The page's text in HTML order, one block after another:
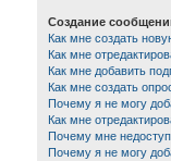
Создание
Как мне создать
Как мне
Как мне добавить
Как мне создать
Почему я не могу
Как мне
Почему мне
Почему я не могу